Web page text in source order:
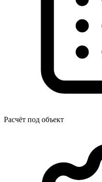
Расчёт под объект